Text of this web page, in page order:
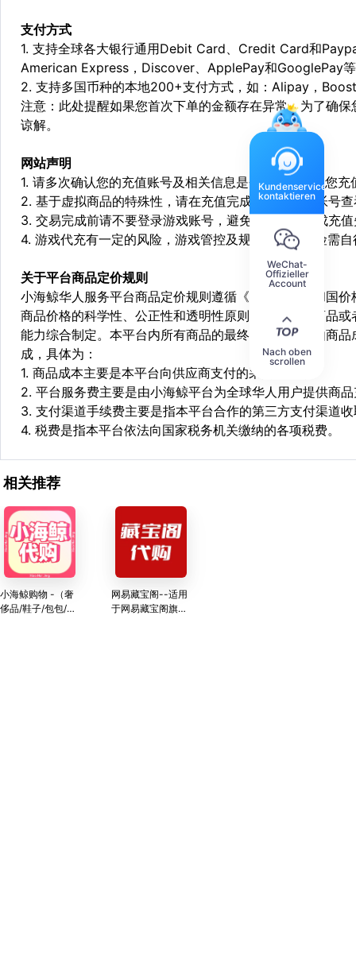
支付方式
1. 支持全球各大银行通用Debit Card、Credit Card和
American Express，Discover、ApplePay和GooglePay
2. 支持多国币种的本地200+支付方式，如：Alipay，
注意：此处提醒如果您首次下单的金额存在异常，为了确
谅解。
网站声明
1. 请多次确认您的充值账号及相关信息是否正确，如因您
2. 基于虚拟商品的特殊性，请在充值完成后登陆您的帐号
3. 交易完成前请不要登录游戏账号，避免由于顶号造成充
4. 游戏代充有一定的风险，游戏管控及规则处罚等风险需
关于平台商品定价规则
小海鲸华人服务平台商品定价规则遵循《中华人民共和国
商品价格的科学性、公正性和透明性原则，依据相关商品
能力综合制定。本平台内所有商品的最终销售价格均由商
成，具体为：
1. 商品成本主要是本平台向供应商支付的采购成本；
2. 平台服务费主要是由小海鲸平台为全球华人用户提供商
3. 支付渠道手续费主要是指本平台合作的第三方支付渠道
4. 税费是指本平台依法向国家税务机关缴纳的各项税费。
相关推荐
小海鲸购物 -（奢
侈品/鞋子/包包/奶
网易藏宝阁--适用
于网易藏宝阁旗下
Kundenservice
kontaktieren
WeChat-
Offizieller
Account
Nach oben
scrollen